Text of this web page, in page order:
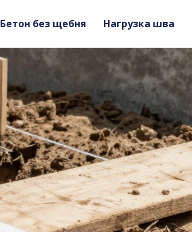
Бетон без щебня Нагрузка шва